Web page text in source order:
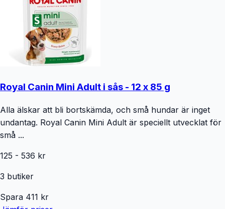
Royal Canin Mini Adult i sås - 12 x 85 g
Alla älskar att bli bortskämda, och små hundar är inget
undantag. Royal Canin Mini Adult är speciellt utvecklat för
små ...
125 - 536 kr
3 butiker
Spara 411 kr